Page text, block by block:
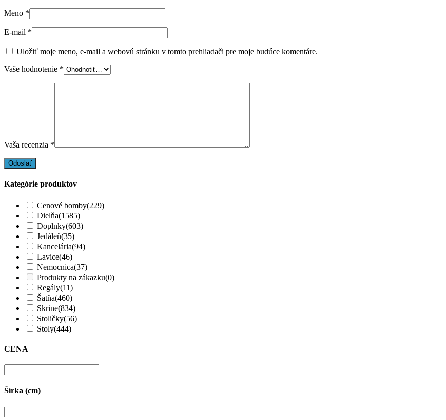
Meno *
E-mail *
Uložiť moje meno, e-mail a webovú stránku v tomto prehliadači pre moje budúce komentáre.
Vaše hodnotenie *
Vaša recenzia *
Kategórie produktov
Cenové bomby(229)
Dielňa(1585)
Doplnky(603)
Jedáleň(35)
Kancelária(94)
Lavice(46)
Nemocnica(37)
Produkty na zákazku(0)
Regály(11)
Šatňa(460)
Skrine(834)
Stoličky(56)
Stoly(444)
CENA
Šírka (cm)